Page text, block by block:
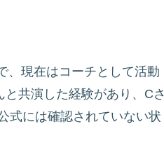
、現在はコーチとして活動
共演した経験があり、Cさ
式には確認されていない状